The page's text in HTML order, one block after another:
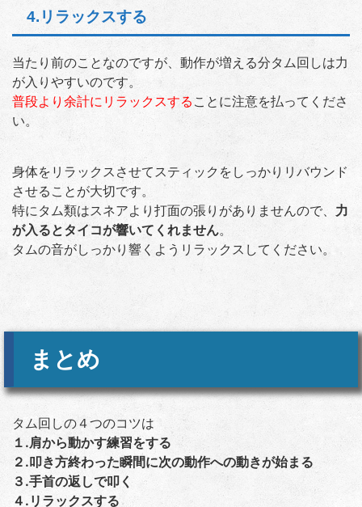
4.リラックスする
当たり前のことなのですが、動作が増える分タム回しは力
が入りやすいのです。
普段より余計にリラックスする ことに注意を払ってくださ
い。
身体をリラックスさせてスティックをしっかりリバウンド
させることが大切です。
特にタム類はスネアより打面の張りがありませんので、 力
が入るとタイコが響いてくれません。
タムの音がしっかり響くようリラックスしてください。
まとめ
タム回しの４つのコツは
１.肩から動かす練習をする
２.叩き方終わった瞬間に次の動作への動きが始まる
３.手首の返しで叩く
４.リラックスする